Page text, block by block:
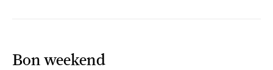
Bon weekend